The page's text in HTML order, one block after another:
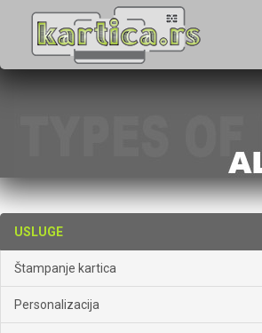
USLUGE
Štampanje kartica
Personalizacija